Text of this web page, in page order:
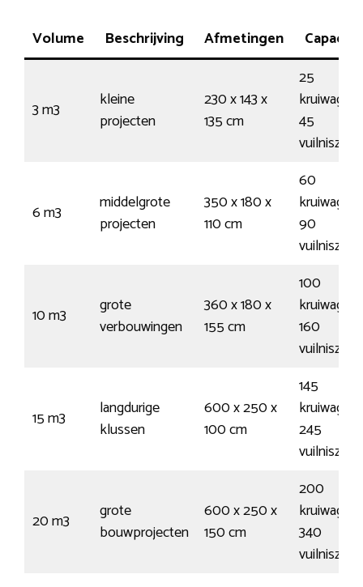
Volume Beschrijving Afmetingen
3 m3
kleine
projecten
230 x 143 x
135 cm
25
45
6 m3
middelgrote
projecten
350 x 180 x
110 cm
60
90
10 m3
grote
verbouwingen
360 x 180 x
155 cm
100
160
15 m3
langdurige
klussen
600 x 250 x
100 cm
145
245
20 m3
grote
bouwprojecten
600 x 250 x
150 cm
200
340